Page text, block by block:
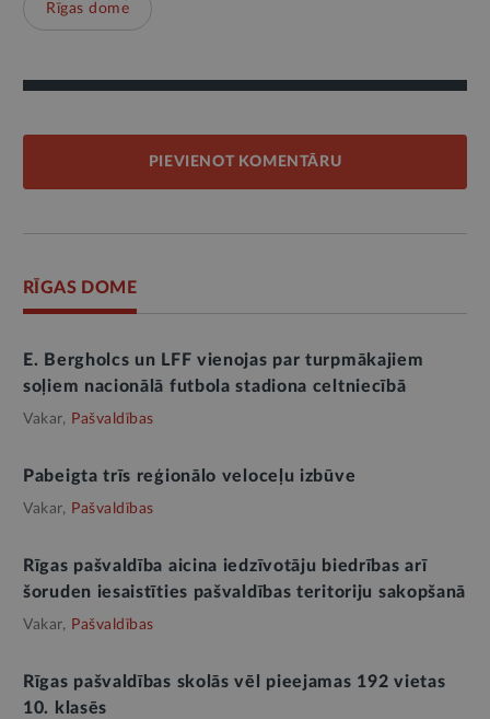
Rīgas dome
PIEVIENOT KOMENTĀRU
RĪGAS DOME
E. Bergholcs un LFF vienojas par turpmākajiem
soļiem nacionālā futbola stadiona celtniecībā
Vakar, Pašvaldības
Pabeigta trīs reģionālo veloceļu izbūve
Vakar, Pašvaldības
Rīgas pašvaldība aicina iedzīvotāju biedrības arī
šoruden iesaistīties pašvaldības teritoriju sakopšanā
Vakar, Pašvaldības
Rīgas pašvaldības skolās vēl pieejamas 192 vietas
10. klasēs